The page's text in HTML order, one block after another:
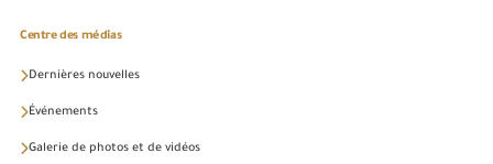
Centre des médias
Dernières nouvelles
Événements
Galerie de photos et de vidéos